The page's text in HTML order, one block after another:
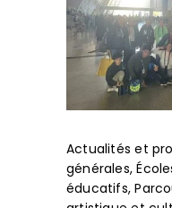
Actualités et
générales,
éducatifs,